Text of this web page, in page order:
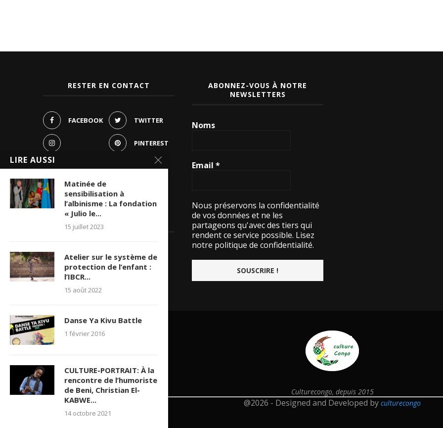
RESTER EN CONTACT
FACEBOOK TWITTER
INSTAGRAM
PINTEREST
YOUTUBE
WHATSAPP
15527014 visite(s)
ABONNEZ-VOUS À NOTRE
NEWSLETTERS
Noms
Email*
Nous préservons la confidentialité
de vos données et ne les
partageons qu'avec des tiers qui
rendent ce service possible. Lisez
notre politique de confidentialité.
Culturecongo, depuis 2015
@2026 - Designed and Developed by culturecongo
LIRE AUSSI
Matinée de
sensibilisation à
l’albinisme : La fondation
« Julio le...
15 juillet 2023
Atelier sur le système de
protection de l’enfant :
l’IBCR...
15 août 2022
Danse Ya Kivu Battle
1 février 2016
CULTURE-PORTRAIT: À la
rencontre de l’humoriste
de Beni, Christian El-
KABWE...
14 octobre 2021